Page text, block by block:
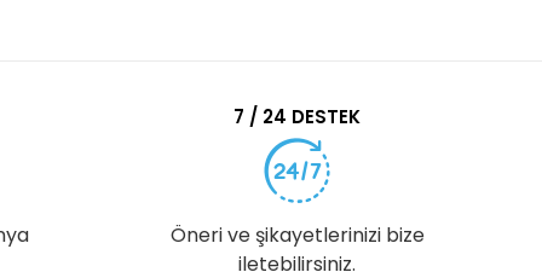
7 / 24 DESTEK
Öneri ve şikayetlerinizi bize
iletebilirsiniz.